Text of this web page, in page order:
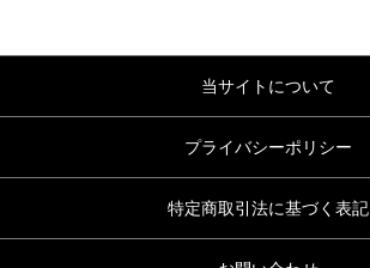
当サイトについて
プライバシーポリシー
特定商取引法に基づく表記